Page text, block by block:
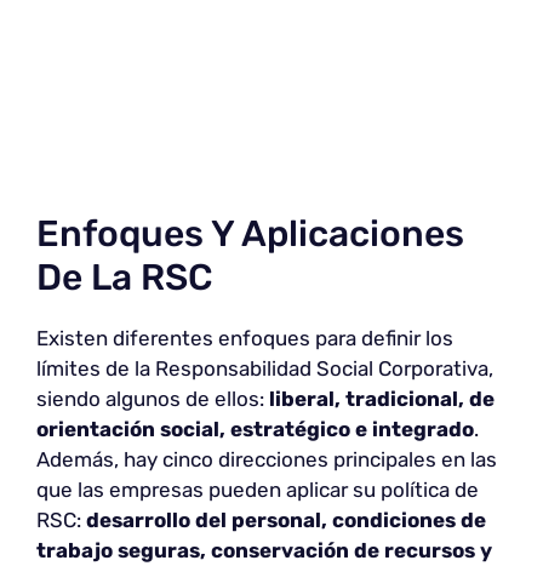
Enfoques Y Aplicaciones
De La RSC
Existen diferentes enfoques para definir los
límites de la Responsabilidad Social Corporativa,
siendo algunos de ellos: liberal, tradicional, de
orientación social, estratégico e integrado.
Además, hay cinco direcciones principales en las
que las empresas pueden aplicar su política de
RSC: desarrollo del personal, condiciones de
trabajo seguras, conservación de recursos y